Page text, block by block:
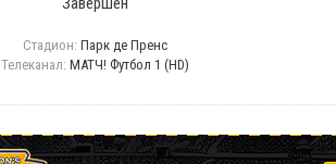
Стадион: Парк де Пренс
Телеканал: МАТЧ! Футбол 1 (HD)